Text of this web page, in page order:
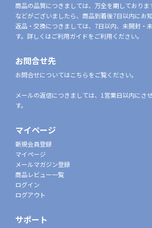
商品の品質につきましては、万全を期しており
などがございましたら、商品到着後7日以内にお
返品・交換につきましては、7日以内、未開封・
す。詳しくはご利用ガイドをご利用ください。
お問合せ先
お問合せについてはこちらをご覧ください。
メールの返信につきましては、1営業日以内にさ
す。
マイページ
新規会員登録
マイページ
メールマガジン登録
商品レビュー一覧
ログイン
ログアウト
サポート